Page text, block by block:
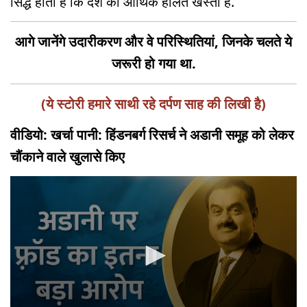
आगेजानेंगे उदारीकरण और वे परिस्थितियां,जिनके चलते ये
जरूरी हो गया था.
(ये स्टोरी हमारे साथी रहे दर्पण साह की लिखी है)
वीडियो: खर्चा पानी: हिंडनबर्ग रिसर्च ने अडानी समूह को लेकर
चौंकाने वाले खुलासे किए